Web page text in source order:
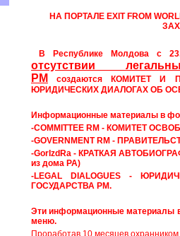
НА ПОРТАЛЕ EXIT FROM
В Республике Молдова с
отсутствии
РМ
создаются
КОМИТЕТ И
ЮРИДИЧЕСКИХ ДИАЛОГАХ ОБ
Информационные материалы в
-COMMITTEE RM - КОМИТЕТ
-GOVERNMENT RM -
-GorIzdRa - КРАТКАЯ
из дома РА)
-LEGAL DIALOGUES -
ГОСУДАРСТВА РМ.
Эти информационные материалы
меню.
Проработав 10 месяцев